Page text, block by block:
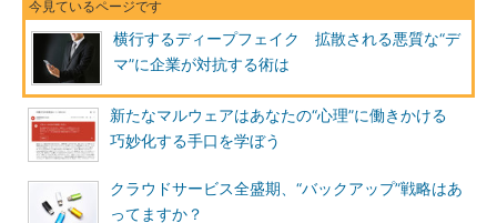
横行するディープフェイク 拡散される悪質な“デ
マ”に企業が対抗する術は
新たなマルウェアはあなたの“心理”に働きかける
巧妙化する手口を学ぼう
クラウドサービス全盛期、“バックアップ”戦略はあ
ってますか？